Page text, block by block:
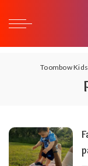
Toombow Kids